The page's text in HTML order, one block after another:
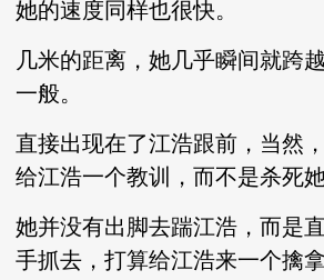
她的速度同样也很快。
几米的距离，她几乎瞬间就跨
一般。
直接出现在了江浩跟前，当然
给江浩一个教训，而不是杀死
她并没有出脚去踹江浩，而是
手抓去，打算给江浩来一个擒